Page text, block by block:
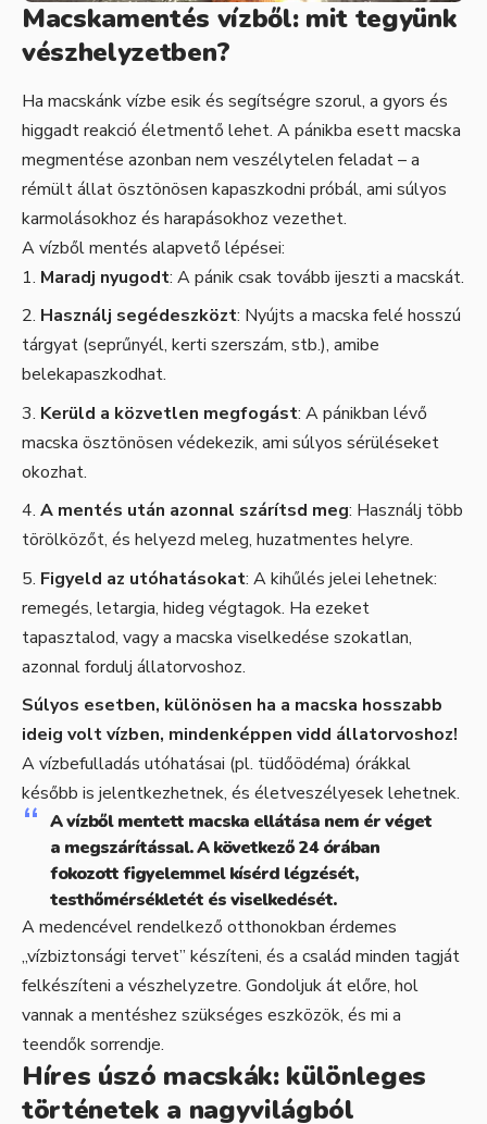
Macskamentés vízből: mit tegyünk
vészhelyzetben?
Ha macskánk vízbe esik és segítségre szorul, a gyors és
higgadt reakció életmentő lehet. A pánikba esett macska
megmentése azonban nem veszélytelen feladat – a
rémült állat ösztönösen kapaszkodni próbál, ami súlyos
karmolásokhoz és harapásokhoz vezethet.
A vízből mentés alapvető lépései:
Maradj nyugodt: A pánik csak tovább ijeszti a macskát.
Használj segédeszközt: Nyújts a macska felé hosszú
tárgyat (seprűnyél, kerti szerszám, stb.), amibe
belekapaszkodhat.
Kerüld a közvetlen megfogást: A pánikban lévő
macska ösztönösen védekezik, ami súlyos sérüléseket
okozhat.
A mentés után azonnal szárítsd meg: Használj több
törölközőt, és helyezd meleg, huzatmentes helyre.
Figyeld az utóhatásokat: A kihűlés jelei lehetnek:
remegés, letargia, hideg végtagok. Ha ezeket
tapasztalod, vagy a macska viselkedése szokatlan,
azonnal fordulj állatorvoshoz.
Súlyos esetben, különösen ha a macska hosszabb
ideig volt vízben, mindenképpen vidd állatorvoshoz!
A vízbefulladás utóhatásai (pl. tüdőödéma) órákkal
később is jelentkezhetnek, és életveszélyesek lehetnek.
A vízből mentett macska ellátása nem ér véget
a megszárítással. A következő 24 órában
fokozott figyelemmel kísérd légzését,
testhőmérsékletét és viselkedését.
A medencével rendelkező otthonokban érdemes
„vízbiztonsági tervet” készíteni, és a család minden tagját
felkészíteni a vészhelyzetre. Gondoljuk át előre, hol
vannak a mentéshez szükséges eszközök, és mi a
teendők sorrendje.
Híres úszó macskák: különleges
történetek a nagyvilágból